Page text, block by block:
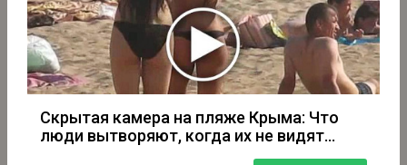
Скрытая камера на пляже Крыма: Что
люди вытворяют, когда их не видят...